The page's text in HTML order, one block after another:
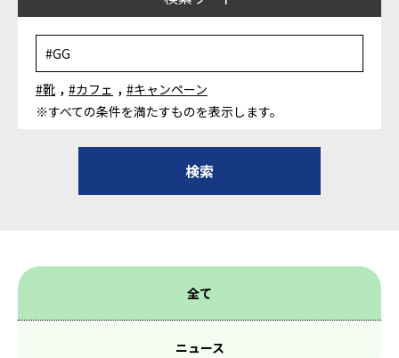
#靴 , #カフェ , #キャンペーン
※すべての条件を満たすものを表示します。
全て
ニュース